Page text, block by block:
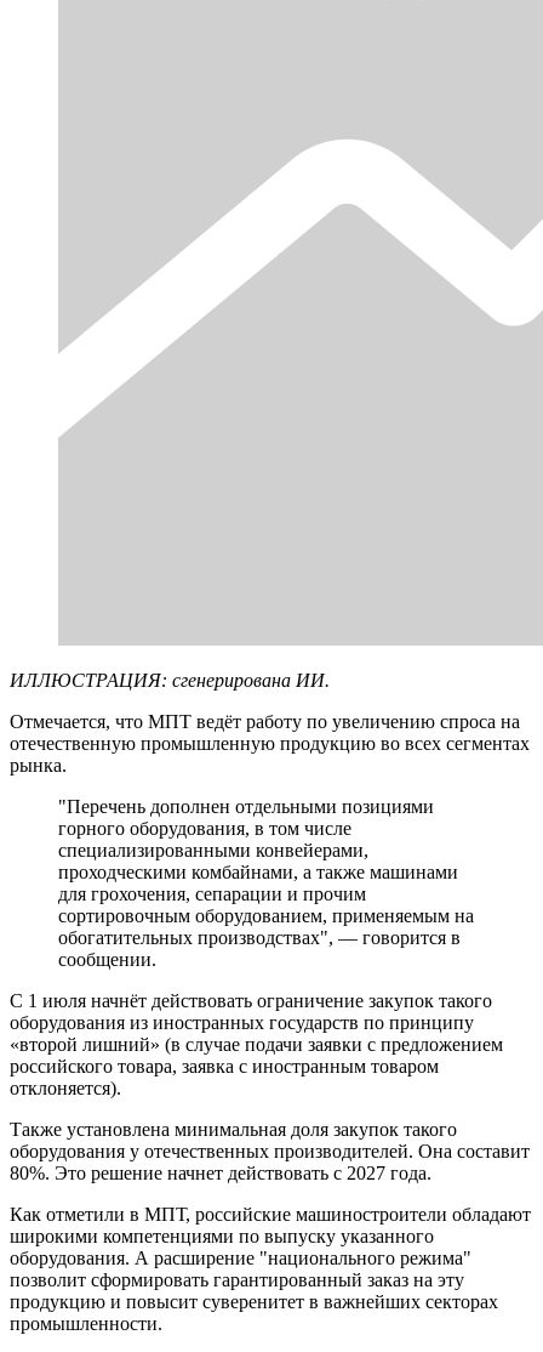
ИЛЛЮСТРАЦИЯ: сгенерирована ИИ.
Отмечается, что МПТ ведёт работу по увеличению спроса на
отечественную промышленную продукцию во всех сегментах
рынка.
"Перечень дополнен отдельными позициями
горного оборудования, в том числе
специализированными конвейерами,
проходческими комбайнами, а также машинами
для грохочения, сепарации и прочим
сортировочным оборудованием, применяемым на
обогатительных производствах", — говорится в
сообщении.
С 1 июля начнёт действовать ограничение закупок такого
оборудования из иностранных государств по принципу
«второй лишний» (в случае подачи заявки с предложением
российского товара, заявка с иностранным товаром
отклоняется).
Также установлена минимальная доля закупок такого
оборудования у отечественных производителей. Она составит
80%. Это решение начнет действовать с 2027 года.
Как отметили в МПТ, российские машиностроители обладают
широкими компетенциями по выпуску указанного
оборудования. А расширение "национального режима"
позволит сформировать гарантированный заказ на эту
продукцию и повысит суверенитет в важнейших секторах
промышленности.